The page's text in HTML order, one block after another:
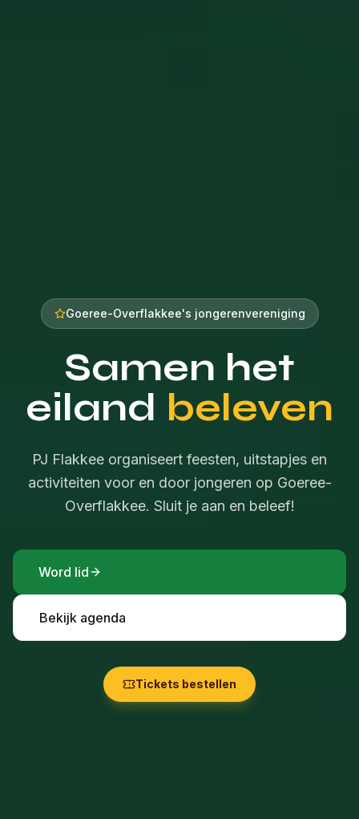
Goeree-Overflakkee's jongerenvereniging
Samen het
eiland beleven
PJ Flakkee organiseert feesten, uitstapjes en
activiteiten voor en door jongeren op Goeree-
Overflakkee. Sluit je aan en beleef!
Word lid
Bekijk agenda
Tickets bestellen